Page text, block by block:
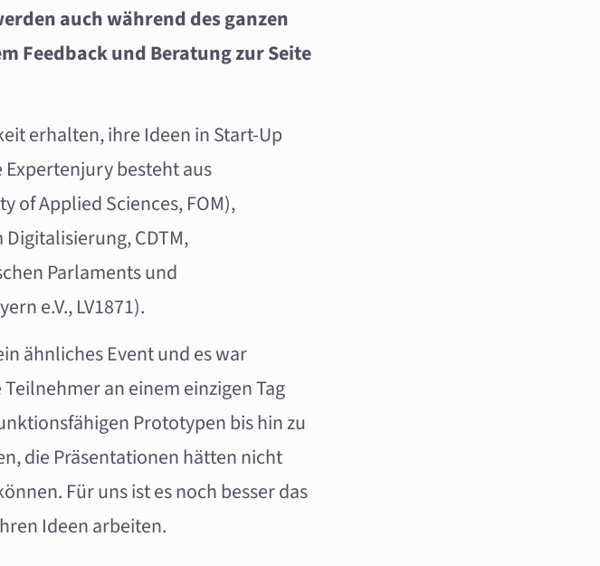
auch während des ganzen
Feedback und Beratung zur Seite
erhalten, ihre Ideen in Start-Up
besteht aus
of Applied Sciences, FOM),
CDTM,
Parlaments und
e.V., LV1871).
ähnliches Event und es war
an einem einzigen Tag
Prototypen bis hin zu
die Präsentationen hätten nicht
Für uns ist es noch besser das
Ideen arbeiten.